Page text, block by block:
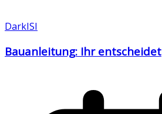
DarkISI
Bauanleitung: Ihr entscheidet